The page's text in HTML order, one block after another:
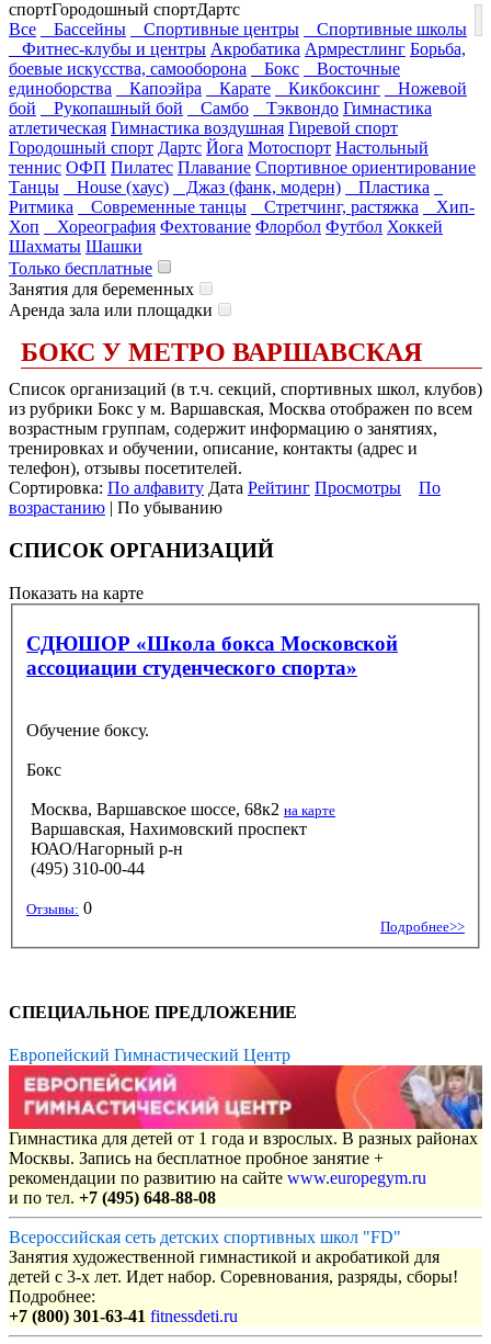
спортГородошный спортДартс
Все
Бассейны Спортивные центры
Спортивные школы
Фитнес-клубы и центры Акробатика Армрестлинг Борьба,
боевые искусства, самооборона
Бокс
Восточные
единоборства
Капоэйра Карате Кикбоксинг
Ножевой
бой
Рукопашный бой Самбо Тэквондо Гимнастика
атлетическая Гимнастика воздушная Гиревой спорт
Городошный спорт Дартс Йога Мотоспорт Настольный
теннис ОФП Пилатес Плавание Спортивное ориентирование
Танцы
House (хаус) Джаз (фанк, модерн)
Пластика
Ритмика
Современные танцы Стретчинг, растяжка
Хип-
Хоп
Хореография Фехтование Флорбол Футбол Хоккей
Шахматы Шашки
Только бесплатные
Занятия для беременных
Аренда зала или площадки
БОКС У МЕТРО ВАРШАВСКАЯ
Список организаций (в т.ч. секций, спортивных школ, клубов)
из рубрики Бокс у м. Варшавская, Москва отображен по всем
возрастным группам, содержит информацию о занятиях,
тренировках и обучении, описание, контакты (адрес и
телефон), отзывы посетителей.
Сортировка: По алфавиту Дата Рейтинг Просмотры
По
возрастанию | По убыванию
СПИСОК ОРГАНИЗАЦИЙ
Показать на карте
СДЮШОР «Школа бокса Московской
ассоциации студенческого спорта»
Обучение боксу.
Бокс
Москва, Варшавское шоссе, 68к2 на карте
Варшавская, Нахимовский проспект
ЮАО/Нагорный р-н
(495) 310-00-44
Отзывы: 0
Подробнее>>
СПЕЦИАЛЬНОЕ ПРЕДЛОЖЕНИЕ
Европейский Гимнастический Центр
Гимнастика для детей от 1 года и взрослых. В разных районах
Москвы. Запись на бесплатное пробное занятие +
рекомендации по развитию на сайте www.europegym.ru
и по тел. +7 (495) 648-88-08
Всероссийская сеть детских спортивных школ "FD"
Занятия художественной гимнастикой и акробатикой для
детей с 3-х лет. Идет набор. Соревнования, разряды, сборы!
Подробнее:
+7 (800) 301-63-41 fitnessdeti.ru